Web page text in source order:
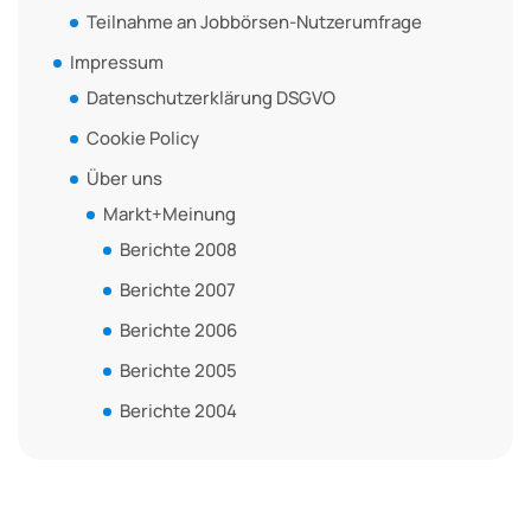
Teilnahme an Jobbörsen-Nutzerumfrage
Impressum
Datenschutzerklärung DSGVO
Cookie Policy
Über uns
Markt+Meinung
Berichte 2008
Berichte 2007
Berichte 2006
Berichte 2005
Berichte 2004